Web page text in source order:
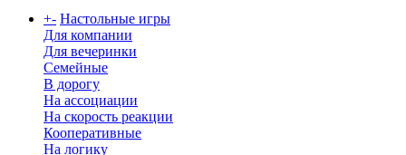
+- Настольные игры
Для компании
Для вечеринки
Семейные
В дорогу
На ассоциации
На скорость реакции
Кооперативные
На логику